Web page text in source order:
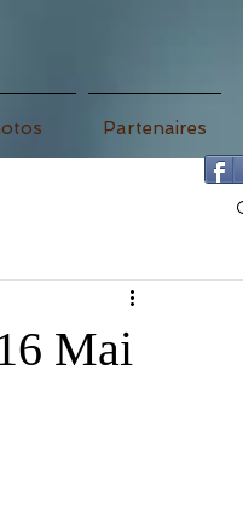
Partenaires
Mai